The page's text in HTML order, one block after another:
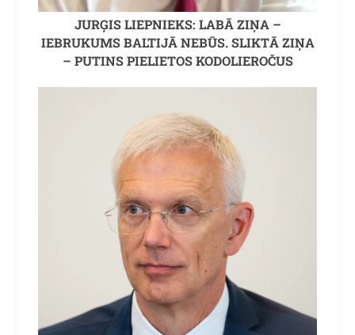
JURĢIS LIEPNIEKS: LABĀ ZIŅA –
IEBRUKUMS BALTIJĀ NEBŪS. SLIKTĀ ZIŅA
– PUTINS PIELIETOS KODOLIEROČUS